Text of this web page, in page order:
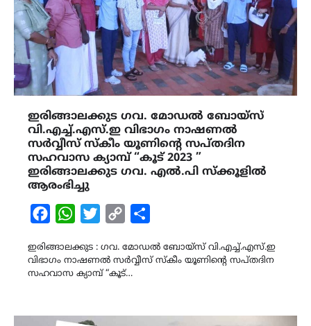
ഇരിങ്ങാലക്കുട ഗവ. മോഡൽ ബോയ്സ്
വി.എച്ച്.എസ്.ഇ വിഭാഗം നാഷണൽ
സർവ്വീസ് സ്കീം യൂണിന്റെ സപ്തദിന
സഹവാസ ക്യാമ്പ് “കൂട് 2023 ”
ഇരിങ്ങാലക്കുട ഗവ. എൽ.പി സ്ക്കൂളിൽ
ആരംഭിച്ചു
FacebookWhatsAppTwitterCopy
ഇരിങ്ങാലക്കുട : ഗവ. മോഡൽ ബോയ്സ് വി.എച്ച്.എസ്.ഇ
വിഭാഗം നാഷണൽ സർവ്വീസ് സ്കീം യൂണിന്റെ സപ്തദിന
സഹവാസ ക്യാമ്പ് “കൂട്…